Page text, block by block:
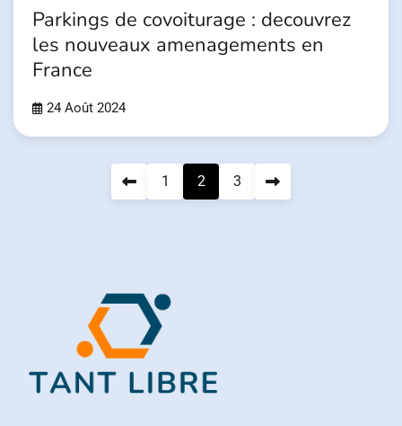
Parkings de covoiturage : decouvrez
les nouveaux amenagements en
France
24 Août 2024
1 2 3